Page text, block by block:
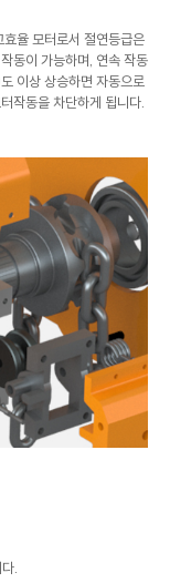
율 모터로서 절연등급은
동이 가능하며, 연속 작동
이상 상승하면 자동으로
작동을 차단하게 됩니다.
.